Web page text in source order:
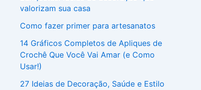
valorizam sua casa
Como fazer primer para artesanatos
14 Gráficos Completos de Apliques de
Crochê Que Você Vai Amar (e Como
Usar!)
27 Ideias de Decoração, Saúde e Estilo